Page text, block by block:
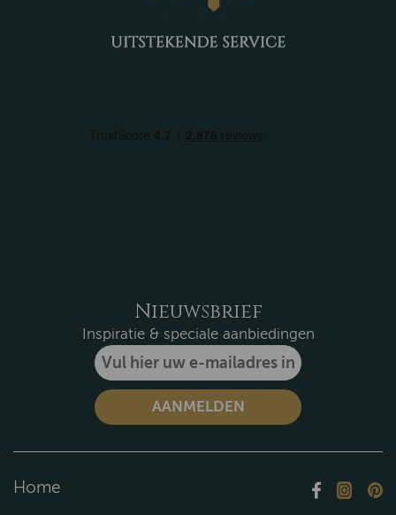
Nieuwsbrief
Inspiratie & speciale aanbiedingen
Home